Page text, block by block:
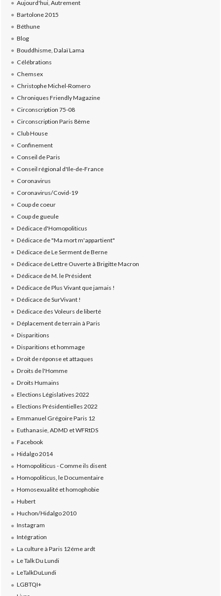
Aujourd'hui, Autrement
Bartolone 2015
Béthune
Blog
Bouddhisme, Dalaï Lama
Célébrations
Chemsex
Christophe Michel-Romero
Chroniques Friendly Magazine
Circonscription 75-08
Circonscription Paris 8ème
Club House
Confinement
Conseil de Paris
Conseil régional d'Ile-de-France
Coronavirus
Coronavirus/Covid-19
Coup de coeur
Coup de gueule
Dédicace d'Homopoliticus
Dédicace de "Ma mort m'appartient"
Dédicace de Le Serment de Berne
Dédicace de Lettre Ouverte à Brigitte Macron
Dédicace de M. le Président
Dédicace de Plus Vivant que jamais !
Dédicace de SurVivant !
Dédicace des Voleurs de liberté
Déplacement de terrain à Paris
Disparitions
Disparitions et hommage
Droit de réponse et attaques
Droits de l'Homme
Droits Humains
Elections Législatives 2022
Elections Présidentielles 2022
Emmanuel Grégoire Paris 12
Euthanasie, ADMD et WFRtDS
Facebook
Hidalgo 2014
Homopoliticus - Comme ils disent
Homopoliticus, le Documentaire
Homosexualité et homophobie
Hubert
Huchon/Hidalgo 2010
Instagram
Intégration
La culture à Paris 12éme ardt
Le Talk Du Lundi
LeTalkDuLundi
LGBTQI+